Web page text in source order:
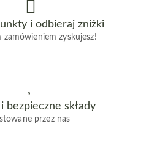
i odbieraj zniżki
zamówieniem zyskujesz!
bezpieczne składy
przez nas